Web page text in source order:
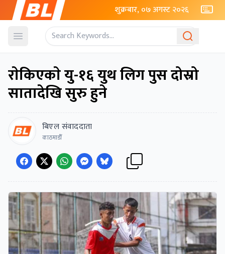
शुक्रबार, ०७ अगस्ट २०२६
Open menu
राेकिएकाे यु-१६ युथ लिग पुस दोस्रो
सातादेखि सुरु हुने
बिएल संवाददाता
काठमाडौँ